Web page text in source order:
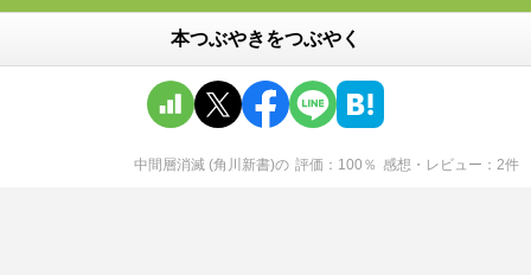
本つぶやきをつぶやく
中間層消滅 (角川新書)の 評価 100 ％ 感想・レビュー 2件